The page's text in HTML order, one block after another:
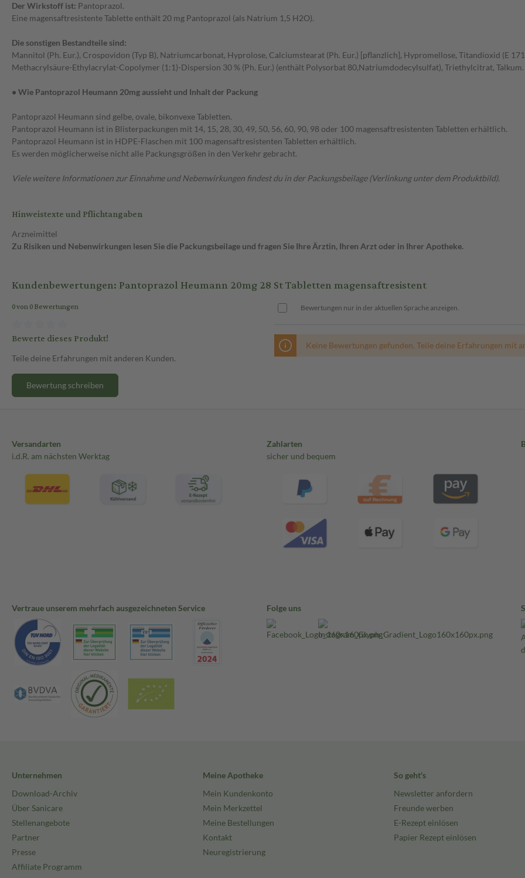
Der Wirkstoff ist: Pantoprazol.
Eine magensaftresistente Tablette enthält 20 mg Pantoprazol (als Natrium 1,5 H2O).
Die sonstigen Bestandteile sind:
Mannitol (Ph. Eur.), Crospovidon (Typ B), Natriumcarbonat, Hyprolose, Calciumstearat (Ph. Eur.) [pflanzlich], Hypromellose, Titandioxid (E
Methacrylsäure-Ethylacrylat-Copolymer (1:1)-Dispersion 30 % (Ph. Eur.) (enthält Polysorbat 80,Natriumdodecylsulfat), Triethylcitrat, Talkum.
• Wie Pantoprazol Heumann 20mg aussieht und Inhalt der Packung
Pantoprazol Heumann sind gelbe, ovale, bikonvexe Tabletten.
Pantoprazol Heumann ist in Blisterpackungen mit 14, 15, 28, 30, 49, 50, 56, 60, 90, 98 oder 100 magensaftresistenten Tabletten erhältlich.
Pantoprazol Heumann ist in HDPE-Flaschen mit 100 magensaftresistenten Tabletten erhältlich.
Es werden möglicherweise nicht alle Packungsgrößen in den Verkehr gebracht.
Viele weitere Informationen zur Einnahme und Nebenwirkungen findest du in der Packungsbeilage (Verlinkung unter dem Produktbild).
Hinweistexte und Pflichtangaben
Arzneimittel
Zu Risiken und Nebenwirkungen lesen Sie die Packungsbeilage und fragen Sie Ihre Ärztin, Ihren Arzt oder in Ihrer Apotheke.
Kundenbewertungen: Pantoprazol Heumann 20mg 28 St Tabletten magensaftresistent
0 von 0 Bewertungen
Bewerte dieses Produkt!
Teile deine Erfahrungen mit anderen Kunden.
Bewertung schreiben
Bewertungen nur in der aktuellen Sprache anzeigen.
Keine Bewertungen gefunden. Teile deine Erfahrungen mit
Versandarten
i.d.R. am nächsten Werktag
Zahlarten
sicher und bequem
Vertraue unserem mehrfach ausgezeichneten Service Folge uns
Unternehmen
Download-Archiv
Über Sanicare
Stellenangebote
Partner
Presse
Affiliate Programm
Meine Apotheke
Mein Kundenkonto
Mein Merkzettel
Meine Bestellungen
Kontakt
Neuregistrierung
So geht's
Newsletter anfordern
Freunde werben
E-Rezept einlösen
Papier Rezept einlösen